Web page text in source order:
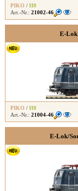
PIKO / H0
Art.-Nr.: 21002-46
E-Lok
PIKO / H0
Art.-Nr.: 21004-46
E-Lok/